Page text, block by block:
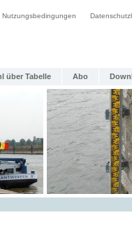
Nutzungsbedingungen
über Tabelle Abo